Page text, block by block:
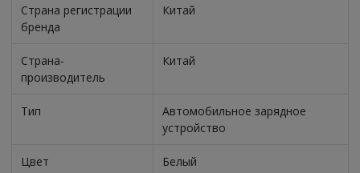
Страна регистрации
бренда
Китай
Страна-
производитель
Китай
Тип
Автомобильное зарядное
устройство
Цвет Белый